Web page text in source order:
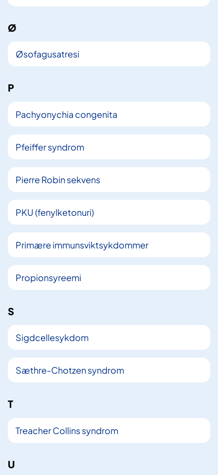
Ø
Øsofagusatresi
P
Pachyonychia congenita
Pfeiffer syndrom
Pierre Robin sekvens
PKU (fenylketonuri)
Primære immunsviktsykdommer
Propionsyreemi
S
Sigdcellesykdom
Sæthre-Chotzen syndrom
T
Treacher Collins syndrom
U